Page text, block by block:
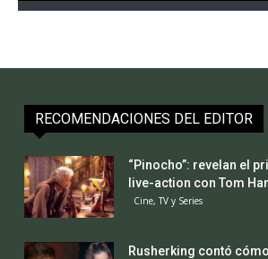
RECOMENDACIONES DEL EDITOR
“Pinocho”: revelan el
live-action con Tom
Cine, TV y Series
Rusherking contó